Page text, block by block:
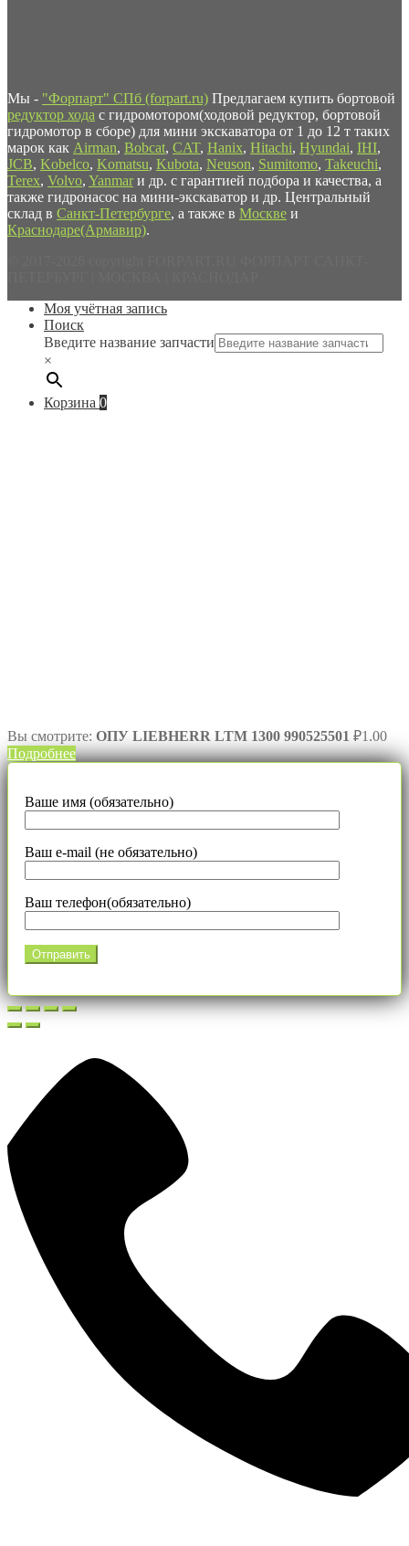
Мы - "Форпарт" СПб (forpart.ru) Предлагаем купить бортовой
редуктор хода с гидромотором(ходовой редуктор, бортовой
гидромотор в сборе) для мини экскаватора от 1 до 12 т таких
марок как Airman, Bobcat, CAT, Hanix, Hitachi, Hyundai, IHI,
JCB, Kobelco, Komatsu, Kubota, Neuson, Sumitomo, Takeuchi,
Terex, Volvo, Yanmar и др. с гарантией подбора и качества, а
также гидронасос на мини-экскаватор и др. Центральный
склад в Санкт-Петербурге, а также в Москве и
Краснодаре(Армавир).
Моя учётная запись
Поиск
Введите название запчасти
×
Корзина 0
Вы смотрите: ОПУ LIEBHERR LTM 1300 990525501 ₽1.00
Подробнее
Ваше имя (обязательно)
Ваш e-mail (не обязательно)
Ваш телефон(обязательно)